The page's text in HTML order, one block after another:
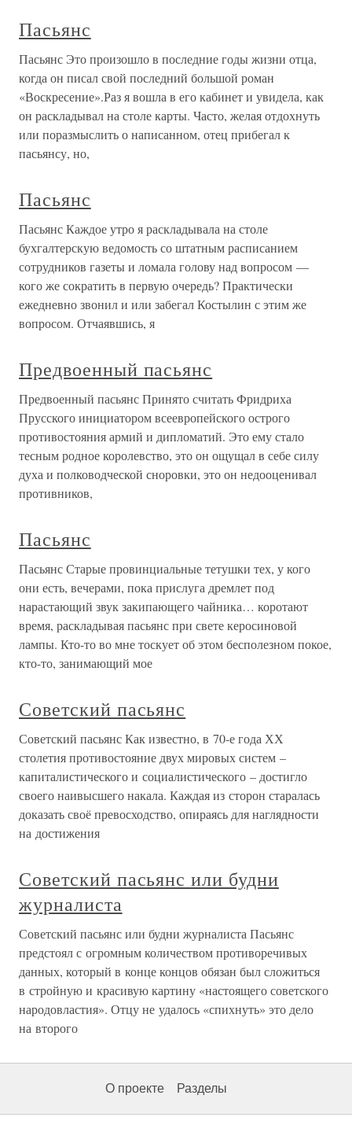
Пасьянс
Пасьянс Это произошло в последние годы жизни отца,
когда он писал свой последний большой роман
«Воскресение».Раз я вошла в его кабинет и увидела, как
он раскладывал на столе карты. Часто, желая отдохнуть
или поразмыслить о написанном, отец прибегал к
пасьянсу, но,
Пасьянс
Пасьянс Каждое утро я раскладывала на столе
бухгалтерскую ведомость со штатным расписанием
сотрудников газеты и ломала голову над вопросом —
кого же сократить в первую очередь? Практически
ежедневно звонил и или забегал Костылин с этим же
вопросом. Отчаявшись, я
Предвоенный пасьянс
Предвоенный пасьянс Принято считать Фридриха
Прусского инициатором всеевропейского острого
противостояния армий и дипломатий. Это ему стало
тесным родное королевство, это он ощущал в себе силу
духа и полководческой сноровки, это он недооценивал
противников,
Пасьянс
Пасьянс Старые провинциальные тетушки тех, у кого
они есть, вечерами, пока прислуга дремлет под
нарастающий звук закипающего чайника… коротают
время, раскладывая пасьянс при свете керосиновой
лампы. Кто-то во мне тоскует об этом бесполезном покое,
кто-то, занимающий мое
Советский пасьянс
Советский пасьянс Как известно, в 70-е года ХХ
столетия противостояние двух мировых систем –
капиталистического и социалистического – достигло
своего наивысшего накала. Каждая из сторон старалась
доказать своё превосходство, опираясь для наглядности
на достижения
Советский пасьянс или будни
журналиста
Советский пасьянс или будни журналиста Пасьянс
предстоял с огромным количеством противоречивых
данных, который в конце концов обязан был сложиться
в стройную и красивую картину «настоящего советского
народовластия». Отцу не удалось «спихнуть» это дело
на второго
О проекте Разделы